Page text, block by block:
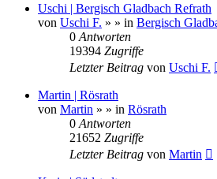
Uschi | Bergisch Gladbach Refrath
von Uschi F. » » in Bergisch
0 Antworten
19394 Zugriffe
Letzter Beitrag von Uschi F.
Martin | Rösrath
von Martin » » in Rösrath
0 Antworten
21652 Zugriffe
Letzter Beitrag von Martin